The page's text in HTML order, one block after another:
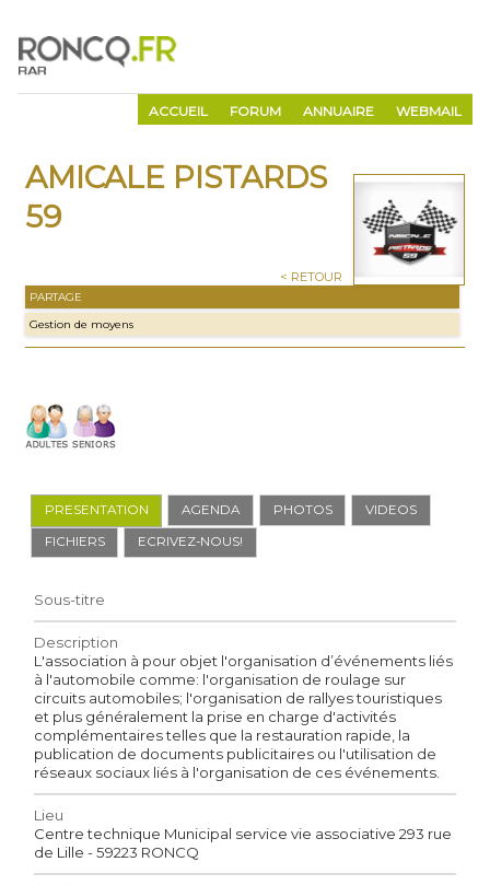
WEBMAIL
ANNUAIRE
FORUM
ACCUEIL
AMICALE PISTARDS
59
< RETOUR
PARTAGE
Gestion de moyens
PRESENTATION AGENDA PHOTOS VIDEOS
FICHIERS ECRIVEZ-NOUS!
Sous-titre
Description
L'association à pour objet l'organisation d’événements liés
à l'automobile comme: l'organisation de roulage sur
circuits automobiles; l'organisation de rallyes touristiques
et plus généralement la prise en charge d'activités
complémentaires telles que la restauration rapide, la
publication de documents publicitaires ou l'utilisation de
réseaux sociaux liés à l'organisation de ces événements.
Lieu
Centre technique Municipal service vie associative 293 rue
de Lille - 59223 RONCQ